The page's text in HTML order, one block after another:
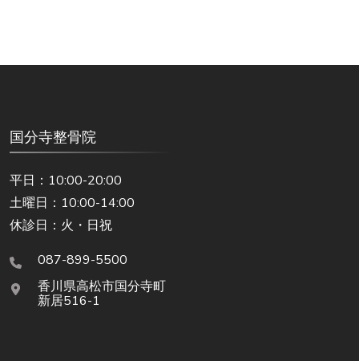
国分寺整骨院
平日：10:00-20:00
土曜日：10:00-14:00
休診日：火・日祝
087-899-5500
香川県高松市国分寺町
新居516-1